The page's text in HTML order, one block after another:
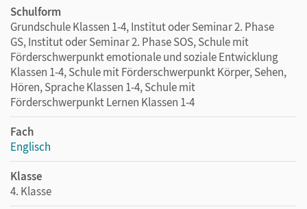
Schulform
Grundschule Klassen 1-4, Institut oder Seminar 2. Phase
GS, Institut oder Seminar 2. Phase SOS, Schule mit
Förderschwerpunkt emotionale und soziale Entwicklung
Klassen 1-4, Schule mit Förderschwerpunkt Körper, Sehen,
Hören, Sprache Klassen 1-4, Schule mit
Förderschwerpunkt Lernen Klassen 1-4
Fach
Englisch
Klasse
4. Klasse